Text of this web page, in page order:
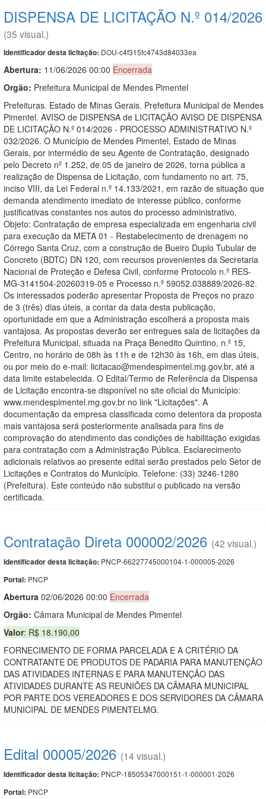
DISPENSA DE LICITAÇÃO N.º 014/2026
(35 visual.)
Identificador desta licitação: DOU-c4f315fc4743d84033ea
Abertura: 11/06/2026 00:00 Encerrada
Orgão: Prefeitura Municipal de Mendes Pimentel
Prefeituras. Estado de Minas Gerais. Prefeitura Municipal de Mendes
Pimentel. AVISO de DISPENSA de LICITAÇÃO AVISO DE DISPENSA
DE LICITAÇÃO N.º 014/2026 - PROCESSO ADMINISTRATIVO N.º
032/2026. O Município de Mendes Pimentel, Estado de Minas
Gerais, por intermédio de seu Agente de Contratação, designado
pelo Decreto nº 1.252, de 05 de janeiro de 2026, torna pública a
realização de Dispensa de Licitação, com fundamento no art. 75,
inciso VIII, da Lei Federal n.º 14.133/2021, em razão de situação que
demanda atendimento imediato de interesse público, conforme
justificativas constantes nos autos do processo administrativo.
Objeto: Contratação de empresa especializada em engenharia civil
para execução da META 01 - Restabelecimento de drenagem no
Córrego Santa Cruz, com a construção de Bueiro Duplo Tubular de
Concreto (BDTC) DN 120, com recursos provenientes da Secretaria
Nacional de Proteção e Defesa Civil, conforme Protocolo n.º RES-
MG-3141504-20260319-05 e Processo n.º 59052.038889/2026-82.
Os interessados poderão apresentar Proposta de Preços no prazo
de 3 (três) dias úteis, a contar da data desta publicação,
oportunidade em que a Administração escolherá a proposta mais
vantajosa. As propostas deverão ser entregues sala de licitações da
Prefeitura Municipal, situada na Praça Benedito Quintino, n.º 15,
Centro, no horário de 08h às 11h e de 12h30 às 16h, em dias úteis,
ou por meio do e-mail: licitacao@mendespimentel.mg.gov.br, até a
data limite estabelecida. O Edital/Termo de Referência da Dispensa
de Licitação encontra-se disponível no site oficial do Município:
www.mendespimentel.mg.gov.br no link "Licitações". A
documentação da empresa classificada como detentora da proposta
mais vantajosa será posteriormente analisada para fins de
comprovação do atendimento das condições de habilitação exigidas
para contratação com a Administração Pública. Esclarecimento
adicionais relativos ao presente edital serão prestados pelo Setor de
Licitações e Contratos do Município. Telefone: (33) 3246-1280
(Prefeitura). Este conteúdo não substitui o publicado na versão
certificada.
Contratação Direta 000002/2026 (42 visual.)
Identificador desta licitação: PNCP-66227745000104-1-000005-2026
Portal: PNCP
Abertura 02/06/2026 00:00 Encerrada
Orgão: Câmara Municipal de Mendes Pimentel
Valor: R$ 18.190,00
FORNECIMENTO DE FORMA PARCELADA E A CRITÉRIO DA
CONTRATANTE DE PRODUTOS DE PADARIA PARA MANUTENÇÃO
DAS ATIVIDADES INTERNAS E PARA MANUTENÇÃO DAS
ATIVIDADES DURANTE AS REUNIÕES DA CÂMARA MUNICIPAL
POR PARTE DOS VEREADORES E DOS SERVIDORES DA CÂMARA
MUNICIPAL DE MENDES PIMENTELMG.
Edital 00005/2026 (14 visual.)
Identificador desta licitação: PNCP-18505347000151-1-000001-2026
Portal: PNCP